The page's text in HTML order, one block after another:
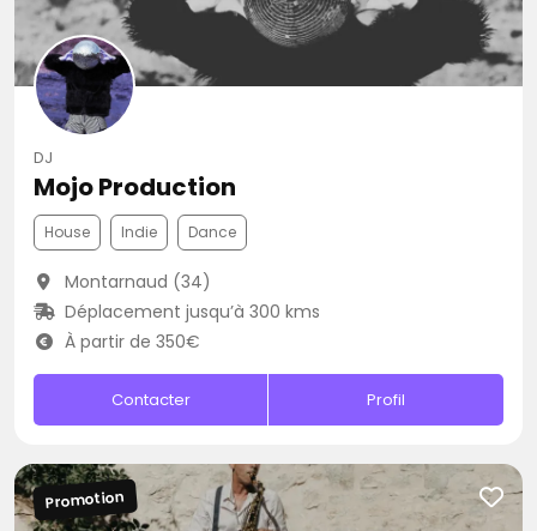
DJ
Mojo Production
House Indie Dance
Montarnaud (34)
Déplacement jusqu’à 300 kms
À partir de 350€
Contacter Profil
Promotion